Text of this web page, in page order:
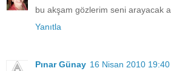
bu akşam gözlerim seni arayacak
Yanıtla
Pınar Günay 16 Nisan 2010 19:40